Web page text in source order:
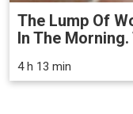
The Lump Of
In The
4 h 13 min